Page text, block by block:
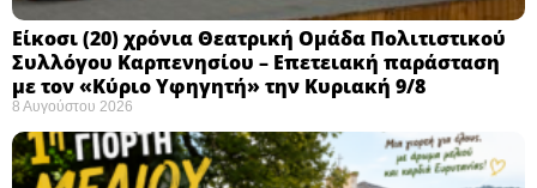
Eίκοσι (20) χρόνια Θεατρική Ομάδα Πολιτιστικού
Συλλόγου Καρπενησίου – Επετειακή παράσταση
με τον «Κύριο Υφηγητή» την Κυριακή 9/8
8 Αυγούστου 2026